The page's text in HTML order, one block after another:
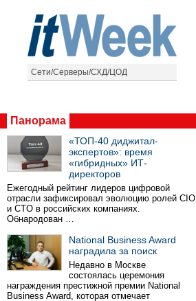
Сети/Серверы/СХД/ЦОД
Панорама
«ТОП-40 диджитал-
экспертов»: время
«гибридных» ИТ-
директоров
Ежегодный рейтинг лидеров цифровой
отрасли зафиксировал эволюцию ролей CIO
и CTO в российских компаниях.
Обнародован …
National Business Award
наградила за поиск
Недавно в Москве
состоялась церемония
награждения престижной премии National
Business Award, которая отмечает